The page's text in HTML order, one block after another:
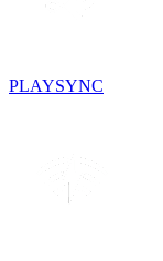
PLAYSYNC